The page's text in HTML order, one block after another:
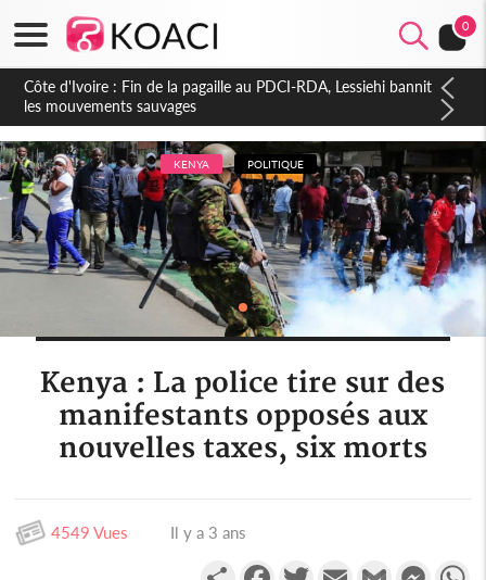
0
Côte d'Ivoire : Ouattara promet des sanctions contre les
déguerpissements illégaux
KENYA POLITIQUE
Kenya : La police tire sur des
manifestants opposés aux
nouvelles taxes, six morts
4549 Vues Il y a 3 ans
PartagerFacebookTwitterEmail Gmail